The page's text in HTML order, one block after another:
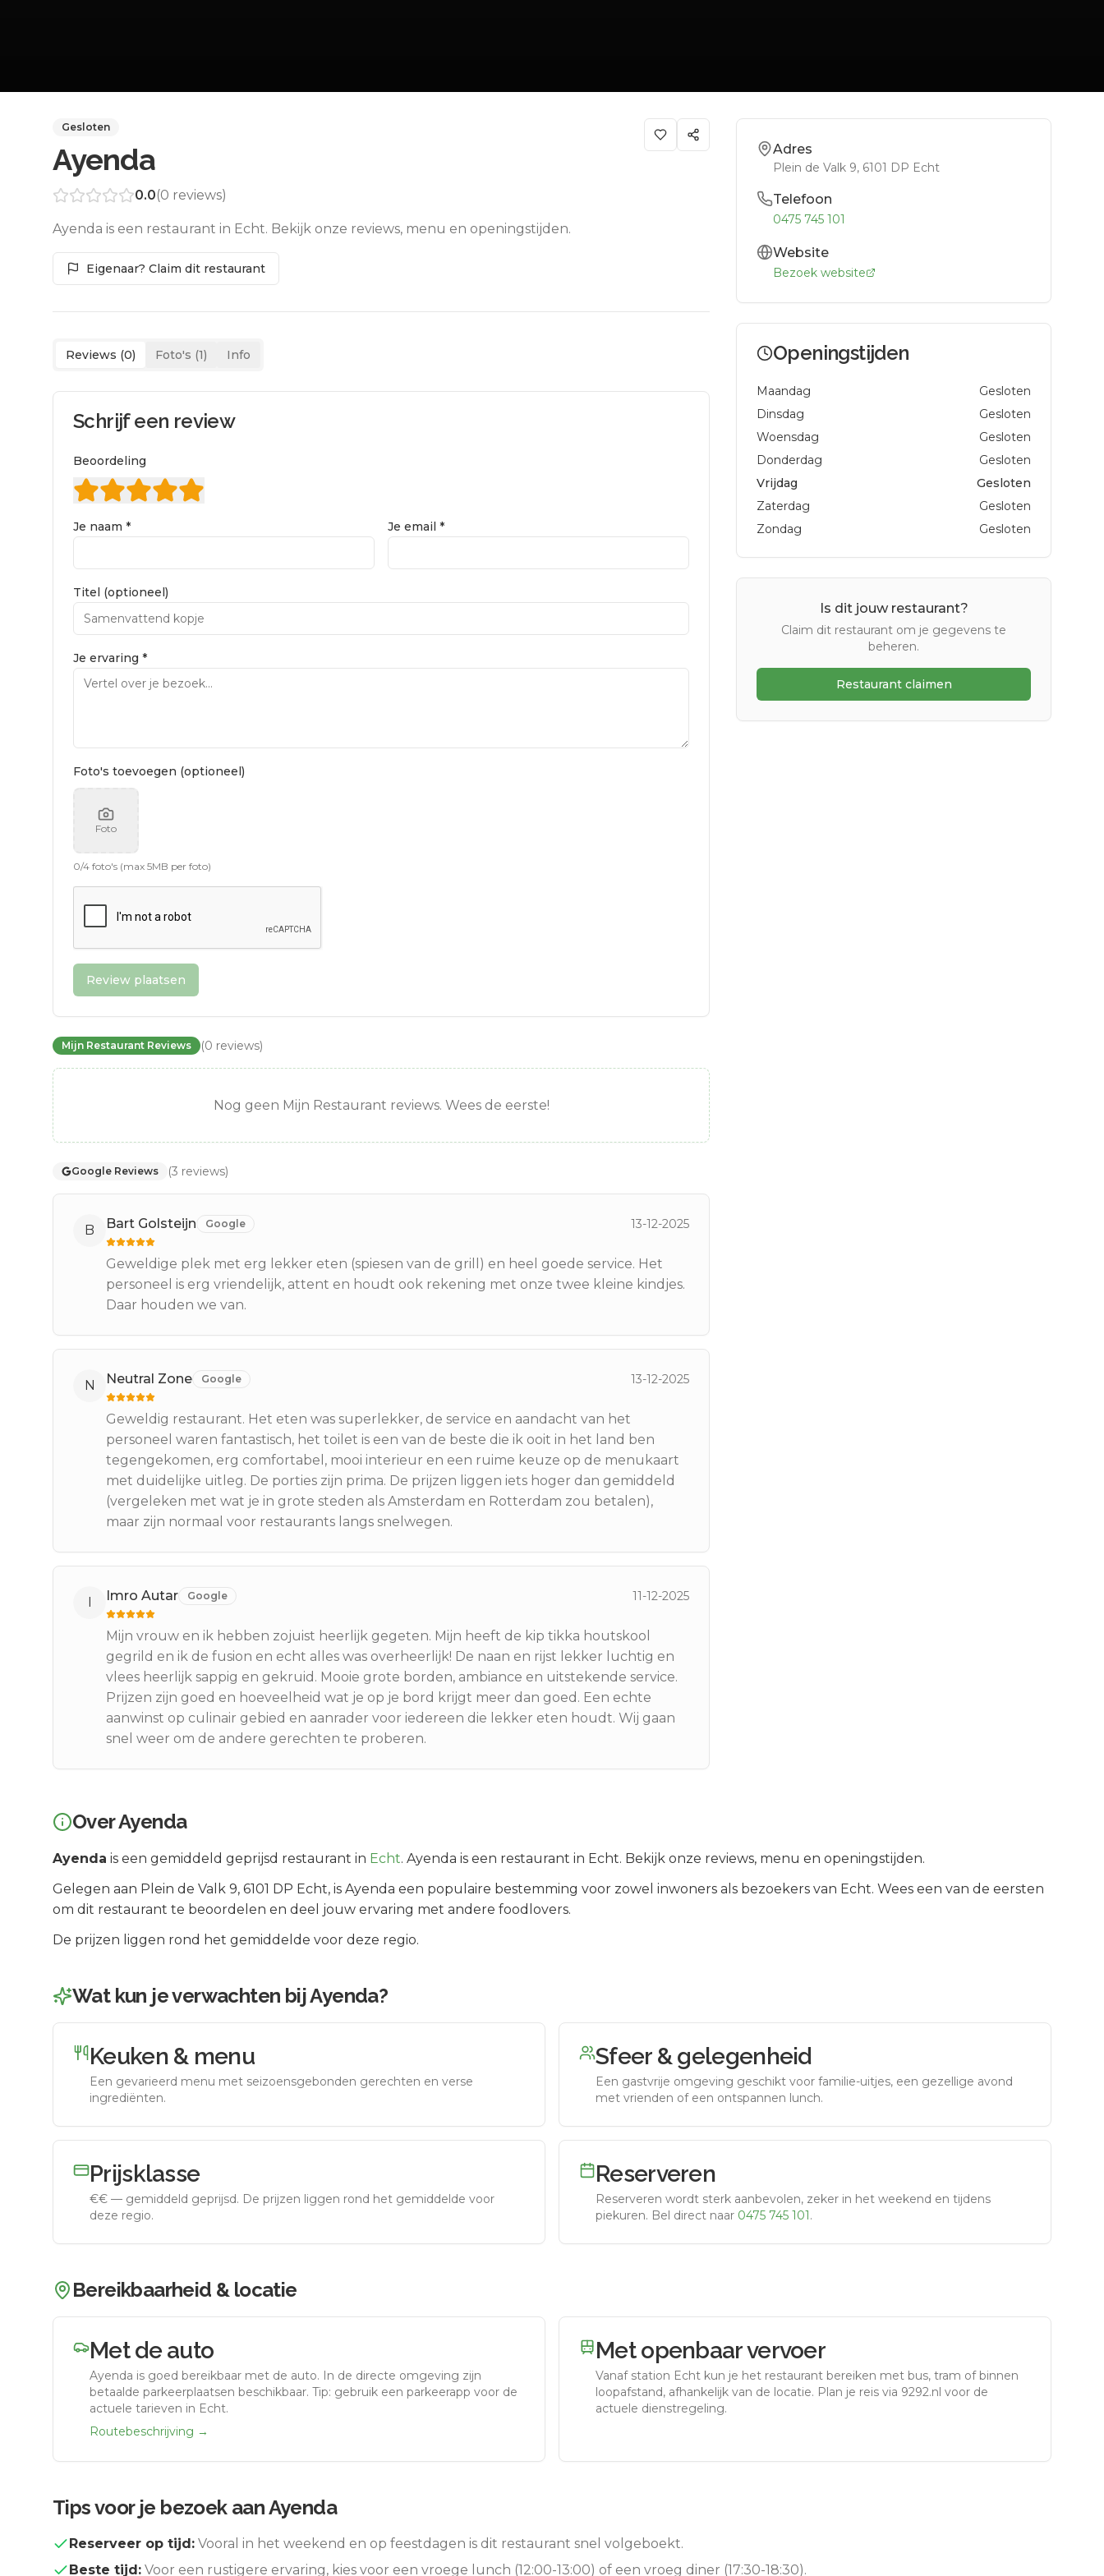
Gesloten
Ayenda
0.0(0 reviews)
Ayenda is een restaurant in Echt. Bekijk onze reviews, menu en openingstijden.
Eigenaar? Claim dit restaurant
Reviews (0) Foto's (1) Info
Schrijf een review
Beoordeling
Je naam * Je email *
Titel (optioneel)
Je ervaring *
Foto's toevoegen (optioneel)
Foto
0/4 foto's (max 5MB per foto)
Review plaatsen
Mijn Restaurant Reviews (0 reviews)
Nog geen Mijn Restaurant reviews. Wees de eerste!
Google Reviews (3 reviews)
B Bart Golsteijn Google 13-12-2025
Geweldige plek met erg lekker eten (spiesen van de grill) en heel goede service. Het
personeel is erg vriendelijk, attent en houdt ook rekening met onze twee kleine kindjes.
Daar houden we van.
N Neutral Zone Google 13-12-2025
Geweldig restaurant. Het eten was superlekker, de service en aandacht van het
personeel waren fantastisch, het toilet is een van de beste die ik ooit in het land ben
tegengekomen, erg comfortabel, mooi interieur en een ruime keuze op de menukaart
met duidelijke uitleg. De porties zijn prima. De prijzen liggen iets hoger dan gemiddeld
(vergeleken met wat je in grote steden als Amsterdam en Rotterdam zou betalen),
maar zijn normaal voor restaurants langs snelwegen.
I Imro Autar Google 11-12-2025
Mijn vrouw en ik hebben zojuist heerlijk gegeten. Mijn heeft de kip tikka houtskool
gegrild en ik de fusion en echt alles was overheerlijk! De naan en rijst lekker luchtig en
vlees heerlijk sappig en gekruid. Mooie grote borden, ambiance en uitstekende service.
Prijzen zijn goed en hoeveelheid wat je op je bord krijgt meer dan goed. Een echte
aanwinst op culinair gebied en aanrader voor iedereen die lekker eten houdt. Wij gaan
snel weer om de andere gerechten te proberen.
Adres
Plein de Valk 9, 6101 DP Echt
Telefoon
0475 745 101
Website
Bezoek website
Openingstijden
Maandag
Gesloten
Dinsdag
Gesloten
Woensdag
Gesloten
Donderdag
Gesloten
Vrijdag
Gesloten
Zaterdag
Gesloten
Zondag
Gesloten
Is dit jouw restaurant?
Claim dit restaurant om je gegevens te
beheren.
Restaurant claimen
OverAyenda
Ayenda is een gemiddeld geprijsd restaurant in Echt. Ayenda is een restaurant in Echt. Bekijk onze reviews, menu en openingstijden.
Gelegen aan Plein de Valk 9, 6101 DP Echt, is Ayenda een populaire bestemming voor zowel inwoners als bezoekers van Echt. Wees een van de eersten
om dit restaurant te beoordelen en deel jouw ervaring met andere foodlovers.
De prijzen liggen rond het gemiddelde voor deze regio.
Wat kun je verwachten bijAyenda?
Keuken & menu
Een gevarieerd menu met seizoensgebonden gerechten en verse
ingrediënten.
Sfeer & gelegenheid
Een gastvrije omgeving geschikt voor familie-uitjes, een gezellige avond
met vrienden of een ontspannen lunch.
Prijsklasse
€€ — gemiddeld geprijsd. De prijzen liggen rond het gemiddelde voor
deze regio.
Reserveren
Reserveren wordt sterk aanbevolen, zeker in het weekend en tijdens
piekuren. Bel direct naar 0475 745 101.
Bereikbaarheid & locatie
Met de auto
Ayenda is goed bereikbaar met de auto. In de directe omgeving zijn
betaalde parkeerplaatsen beschikbaar. Tip: gebruik een parkeerapp voor de
actuele tarieven in Echt.
Routebeschrijving →
Met openbaar vervoer
Vanaf station Echt kun je het restaurant bereiken met bus, tram of binnen
loopafstand, afhankelijk van de locatie. Plan je reis via 9292.nl voor de
actuele dienstregeling.
Tips voor je bezoek aanAyenda
Reserveer op tijd: Vooral in het weekend en op feestdagen is dit restaurant snel volgeboekt.
Beste tijd: Voor een rustigere ervaring, kies voor een vroege lunch (12:00-13:00) of een vroeg diner (17:30-18:30).